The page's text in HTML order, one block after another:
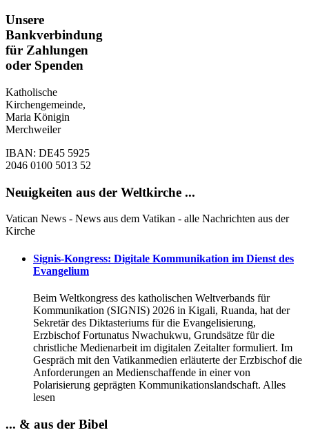
Unsere
Bankverbindung
für Zahlungen
oder Spenden
Katholische
Kirchengemeinde,
Maria Königin
Merchweiler
IBAN: DE45 5925
2046 0100 5013 52
Neuigkeiten aus der Weltkirche ...
Vatican News - News aus dem Vatikan - alle Nachrichten aus der
Kirche
Signis-Kongress: Digitale Kommunikation im Dienst des
Evangelium
Beim Weltkongress des katholischen Weltverbands für
Kommunikation (SIGNIS) 2026 in Kigali, Ruanda, hat der
Sekretär des Diktasteriums für die Evangelisierung,
Erzbischof Fortunatus Nwachukwu, Grundsätze für die
christliche Medienarbeit im digitalen Zeitalter formuliert. Im
Gespräch mit den Vatikanmedien erläuterte der Erzbischof die
Anforderungen an Medienschaffende in einer von
Polarisierung geprägten Kommunikationslandschaft. Alles
lesen
... & aus der Bibel